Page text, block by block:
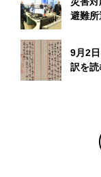
避難
9月2
訳を